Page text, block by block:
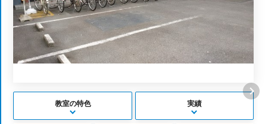
教室の特色 実績